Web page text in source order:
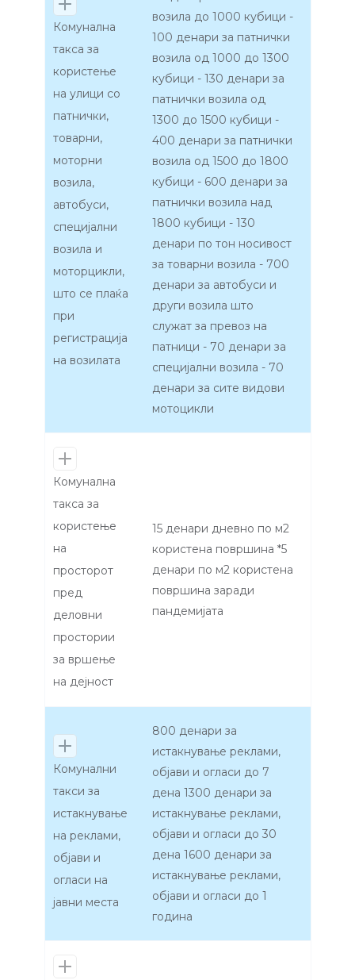
Комунална
такса за
користење
на улици со
патнички,
товарни,
моторни
возила,
автобуси,
специјални
возила и
моторцикли,
што се плаќа
при
регистрација
на возилата
возила до 1000 кубици -
100 денари за патнички
возила од 1000 до 1300
кубици - 130 денари за
патнички возила од
1300 до 1500 кубици -
400 денари за патнички
возила од 1500 до 1800
кубици - 600 денари за
патнички возила над
1800 кубици - 130
денари по тон носивост
за товарни возила - 700
денари за автобуси и
други возила што
служат за превоз на
патници - 70 денари за
специјални возила - 70
денари за сите видови
мотоцикли
Комунална
такса за
користење
на
просторот
пред
деловни
простории
за вршење
на дејност
15 денари дневно по м2
користена површина *5
денари по м2 користена
површина заради
пандемијата
Комунални
такси за
истакнување
на реклами,
објави и
огласи на
јавни места
800 денари за
истакнување реклами,
објави и огласи до 7
дена 1300 денари за
истакнување реклами,
објави и огласи до 30
дена 1600 денари за
истакнување реклами,
објави и огласи до 1
година